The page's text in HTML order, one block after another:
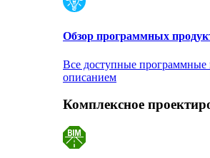
Обзор программных
Все доступные программные
описанием
Комплексное